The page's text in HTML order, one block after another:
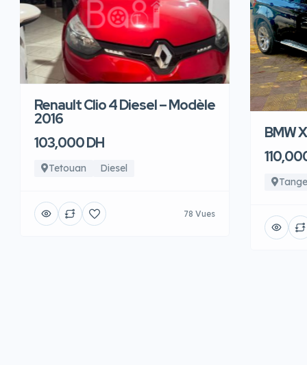
Renault Clio 4 Diesel – Modèle
2016
103,000 DH
Tetouan Diesel
78 Vues
BMW